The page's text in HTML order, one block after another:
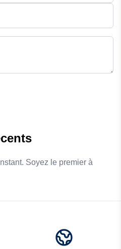
Soyez le premier à